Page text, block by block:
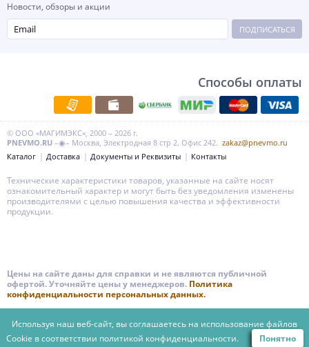
Новости, обзоры и акции
ПОДПИСАТЬСЯ
Способы оплаты
© ООО «МАГИМЭКС», 2000 – 2026 г.
PNEVMO.RU –◉– Москва, Электродная 8 стр 2. Офис 242. zakaz@pnevmo.ru
Каталог
Доставка Документы и Реквизиты Контакты
Технические характеристики товаров, указанные на сайте носят
ознакомительный характер и могут быть без уведомления изменены
производителями с целью повышения качества и эффективности
продукции.
Цены на сайте даны для справки и не являются публичной
офертой. Уточняйте цены у менеджеров. Политика
конфиденциальности персональных данных.
Используя наш веб-сайт, вы соглашаетесь на использование файлов
Cookie в соответствии политикой конфиденциальности. Понятно